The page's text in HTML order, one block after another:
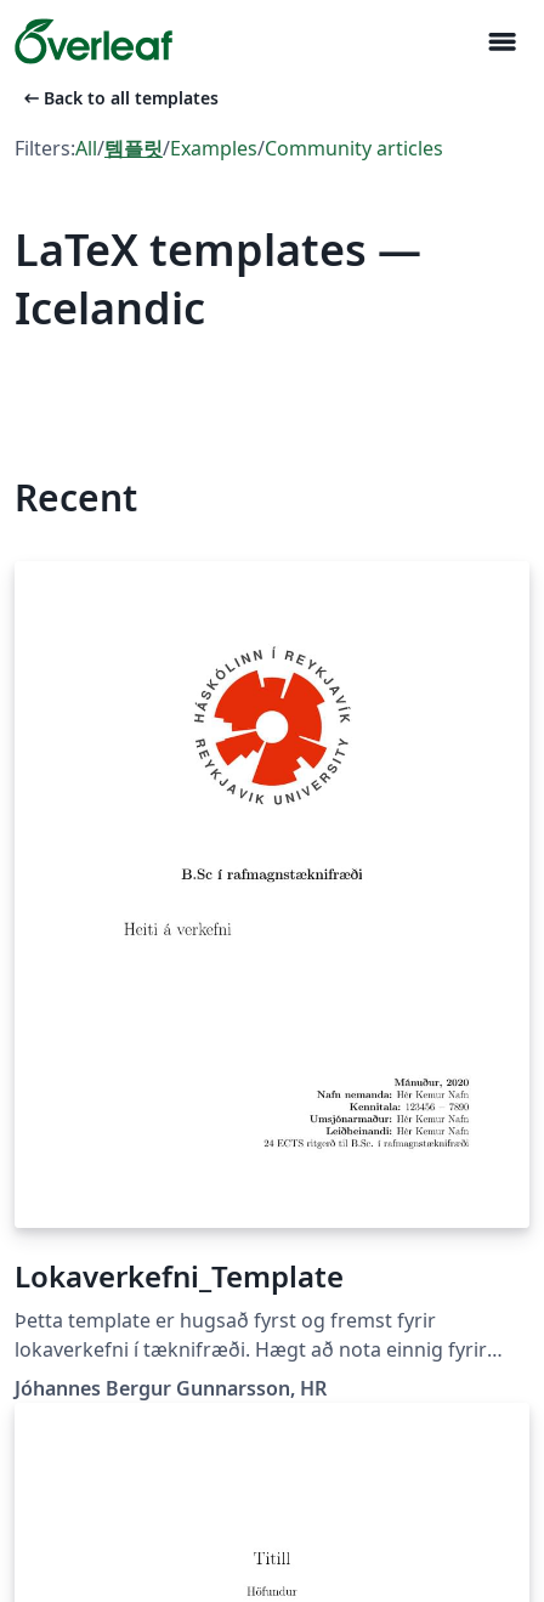
menu
arrow_left_alt Back to all templates
Filters:All/템플릿/Examples/Community articles
LaTeX templates —
Icelandic
Recent
Lokaverkefni_Template
Þetta template er hugsað fyrst og fremst fyrir
lokaverkefni í tæknifræði. Hægt að nota einnig fyrir
almennar skýrslugerðir. En forsíðan er skv. staðli
tæknifræðinnar og sama gildir um lykilsíðuna.
Jóhannes Bergur Gunnarsson, HR